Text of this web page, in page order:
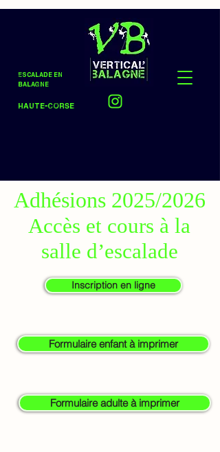
Escalade en
Balagne
Haute-Corse
Adhésions 2025/2026
Accès et cours à la
salle d’escalade
Inscription en ligne
Formulaire enfant à imprimer
Formulaire adulte à imprimer